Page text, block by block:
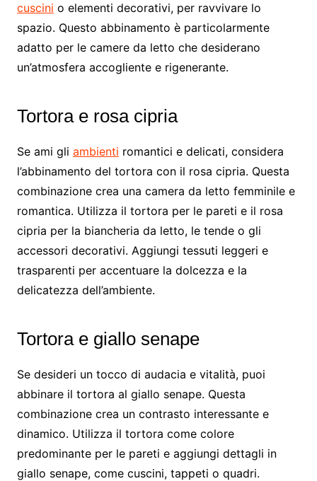
cuscini o elementi decorativi, per ravvivare lo
spazio. Questo abbinamento è particolarmente
adatto per le camere da letto che desiderano
un’atmosfera accogliente e rigenerante.
Tortora e rosa cipria
Se ami gli ambienti romantici e delicati, considera
l’abbinamento del tortora con il rosa cipria. Questa
combinazione crea una camera da letto femminile e
romantica. Utilizza il tortora per le pareti e il rosa
cipria per la biancheria da letto, le tende o gli
accessori decorativi. Aggiungi tessuti leggeri e
trasparenti per accentuare la dolcezza e la
delicatezza dell’ambiente.
Tortora e giallo senape
Se desideri un tocco di audacia e vitalità, puoi
abbinare il tortora al giallo senape. Questa
combinazione crea un contrasto interessante e
dinamico. Utilizza il tortora come colore
predominante per le pareti e aggiungi dettagli in
giallo senape, come cuscini, tappeti o quadri.